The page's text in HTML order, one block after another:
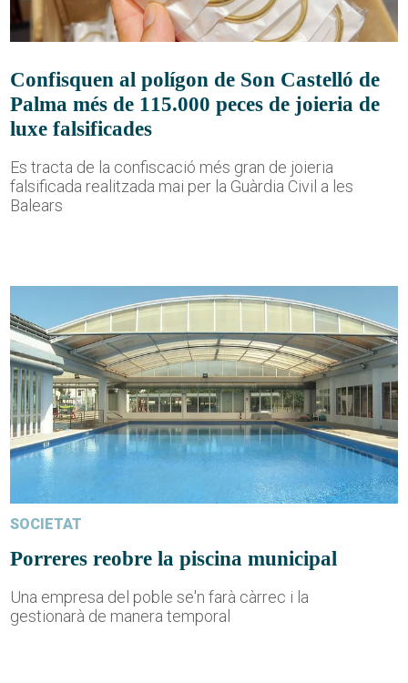
Confisquen al polígon de Son Castelló de
Palma més de 115.000 peces de joieria de
luxe falsificades
Es tracta de la confiscació més gran de joieria
falsificada realitzada mai per la Guàrdia Civil a les
Balears
SOCIETAT
Porreres reobre la piscina municipal
Una empresa del poble se'n farà càrrec i la
gestionarà de manera temporal